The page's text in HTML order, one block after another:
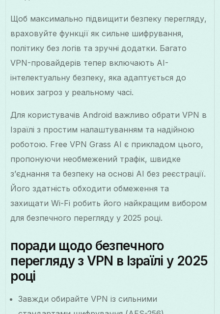
Щоб максимально підвищити безпеку перегляду,
враховуйте функції як сильне шифрування,
політику без логів та зручні додатки. Багато
VPN-провайдерів тепер включають AI-
інтелектуальну безпеку, яка адаптується до
нових загроз у реальному часі.
Для користувачів Android важливо обрати VPN в
Ізраїлі з простим налаштуванням та надійною
роботою. Free VPN Grass AI є прикладом цього,
пропонуючи необмежений трафік, швидке
з’єднання та безпеку на основі AI без реєстрації.
Його здатність обходити обмеження та
захищати Wi-Fi робить його найкращим вибором
для безпечного перегляду у 2025 році.
поради щодо безпечного
перегляду з VPN в Ізраїлі у 2025
році
Завжди обирайте VPN із сильними